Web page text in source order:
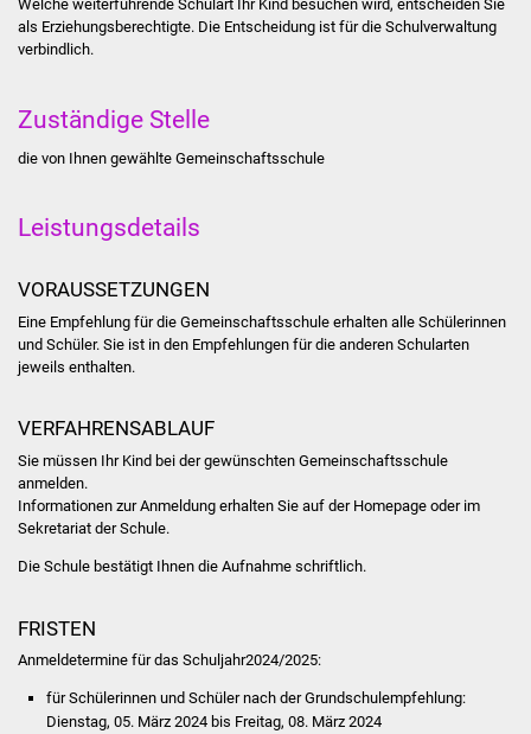
Wahlen
Jubiläumsjahr 2021
Schulentwicklung Bizet
Dienstleistungen
Welche weiterführende Schulart Ihr Kind besuchen wird, entscheiden Sie
als Erziehungsberechtigte. Die Entscheidung ist für die Schulverwaltung
verbindlich.
Zuständige Stelle
die von Ihnen gewählte Gemeinschaftsschule
Leistungsdetails
VORAUSSETZUNGEN
Eine Empfehlung für die Gemeinschaftsschule erhalten alle Schülerinnen
und Schüler. Sie ist in den Empfehlungen für die anderen Schularten
jeweils enthalten.
VERFAHRENSABLAUF
Sie müssen Ihr Kind bei der gewünschten Gemeinschaftsschule
anmelden.
Informationen zur Anmeldung erhalten Sie auf der Homepage oder im
Sekretariat der Schule.
Die Schule bestätigt Ihnen die Aufnahme schriftlich.
FRISTEN
Anmeldetermine für das Schuljahr2024/2025:
für Schülerinnen und Schüler nach der Grundschulempfehlung:
Dienstag, 05. März 2024 bis Freitag, 08. März 2024